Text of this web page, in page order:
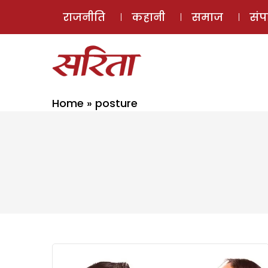
राजनीति कहानी समाज
Home » posture